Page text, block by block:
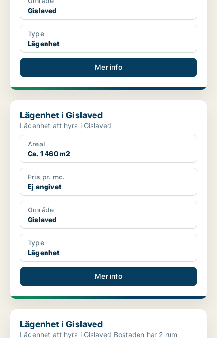
Gislaved
Type
Lägenhet
Mer info
Lägenhet i Gislaved
Lägenhet i Gislaved
Lägenhet att hyra i Gislaved
Areal
Ca. 1 460 m2
Pris pr. md.
Ej angivet
Område
Gislaved
Type
Lägenhet
Mer info
Lägenhet i Gislaved
Lägenhet i Gislaved
Lägenhet att hyra i Gislaved Bostaden har 2 rum